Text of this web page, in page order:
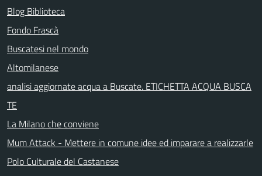
Blog Biblioteca
Fondo Frascà
Buscatesi nel mondo
Altomilanese
analisi aggiornate acqua a Buscate. ETICHETTA ACQUA BUSCA
TE
La Milano che conviene
Mum Attack - Mettere in comune idee ed imparare a realizzarle
Polo Culturale del Castanese